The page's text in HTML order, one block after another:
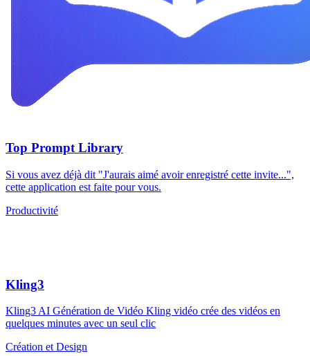
Top Prompt Library
Si vous avez déjà dit "J'aurais aimé avoir enregistré cette invite...",
cette application est faite pour vous.
Productivité
Kling3
Kling3 AI Génération de Vidéo Kling vidéo crée des vidéos en
quelques minutes avec un seul clic
Création et Design